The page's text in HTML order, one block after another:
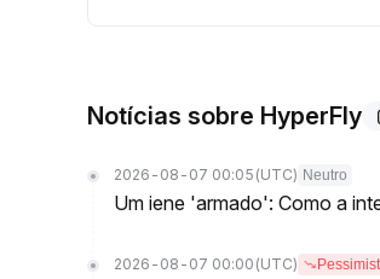
Notícias sobre HyperFly
2026-08-07 00:05 (UTC) Neutro
Um iene 'armado': Como a
2026-08-07 00:00 (UTC)